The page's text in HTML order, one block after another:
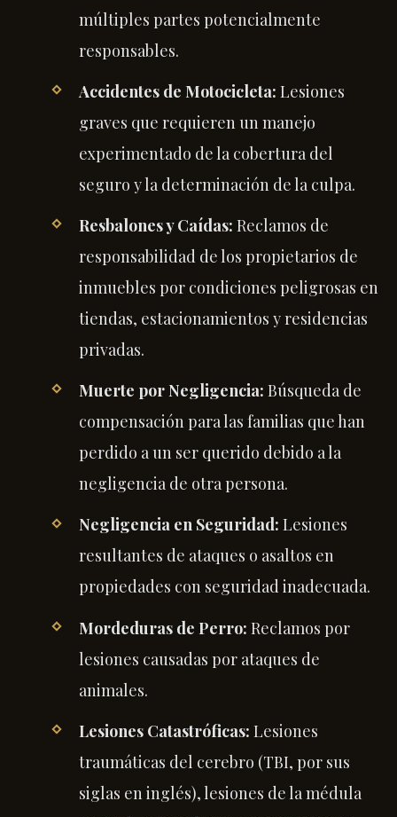
múltiples partes potencialmente
responsables.
Accidentes de Motocicleta: Lesiones
graves que requieren un manejo
experimentado de la cobertura del
seguro y la determinación de la culpa.
Resbalones y Caídas: Reclamos de
responsabilidad de los propietarios de
inmuebles por condiciones peligrosas en
tiendas, estacionamientos y residencias
privadas.
Muerte por Negligencia: Búsqueda de
compensación para las familias que han
perdido a un ser querido debido a la
negligencia de otra persona.
Negligencia en Seguridad: Lesiones
resultantes de ataques o asaltos en
propiedades con seguridad inadecuada.
Mordeduras de Perro: Reclamos por
lesiones causadas por ataques de
animales.
Lesiones Catastróficas: Lesiones
traumáticas del cerebro (TBI, por sus
siglas en inglés), lesiones de la médula